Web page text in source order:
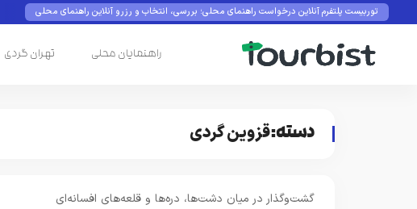
توربیست پلتفرم آنلاین درخواست راهنمای محلی؛ بررسی، انتخاب و رزرو آنلاین راهنمای محلی
راهنمایان محلی تهران گردی
دسته:قزوین گردی
گشت‌و‌گذار در میان دشت‌ها، دره‌ها و قلعه‌های افسانه‌ای